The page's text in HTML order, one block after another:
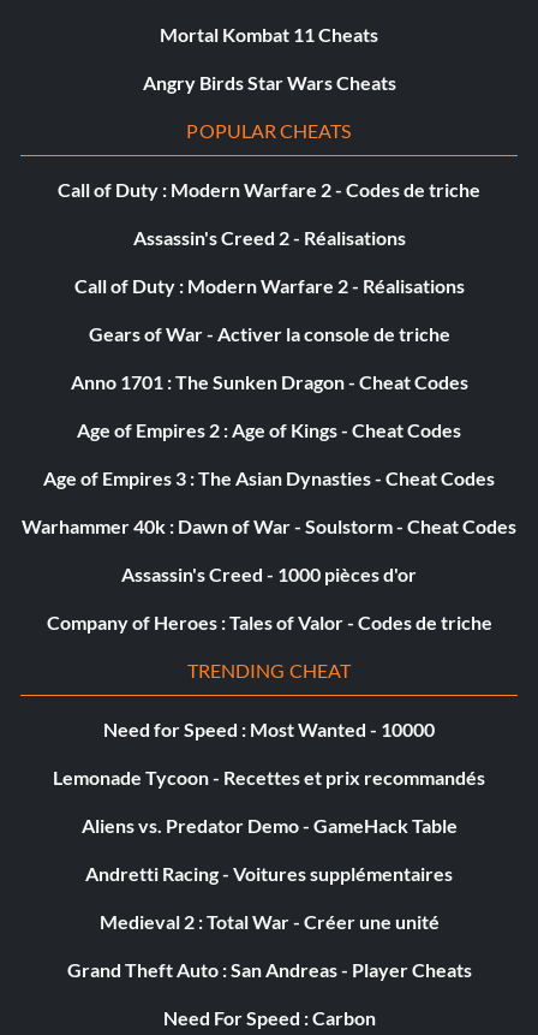
Mortal Kombat 11 Cheats
Angry Birds Star Wars Cheats
POPULAR CHEATS
Call of Duty : Modern Warfare 2 - Codes de triche
Assassin's Creed 2 - Réalisations
Call of Duty : Modern Warfare 2 - Réalisations
Gears of War - Activer la console de triche
Anno 1701 : The Sunken Dragon - Cheat Codes
Age of Empires 2 : Age of Kings - Cheat Codes
Age of Empires 3 : The Asian Dynasties - Cheat Codes
Warhammer 40k : Dawn of War - Soulstorm - Cheat Codes
Assassin's Creed - 1000 pièces d'or
Company of Heroes : Tales of Valor - Codes de triche
TRENDING CHEAT
Need for Speed : Most Wanted - 10000
Lemonade Tycoon - Recettes et prix recommandés
Aliens vs. Predator Demo - GameHack Table
Andretti Racing - Voitures supplémentaires
Medieval 2 : Total War - Créer une unité
Grand Theft Auto : San Andreas - Player Cheats
Need For Speed : Carbon